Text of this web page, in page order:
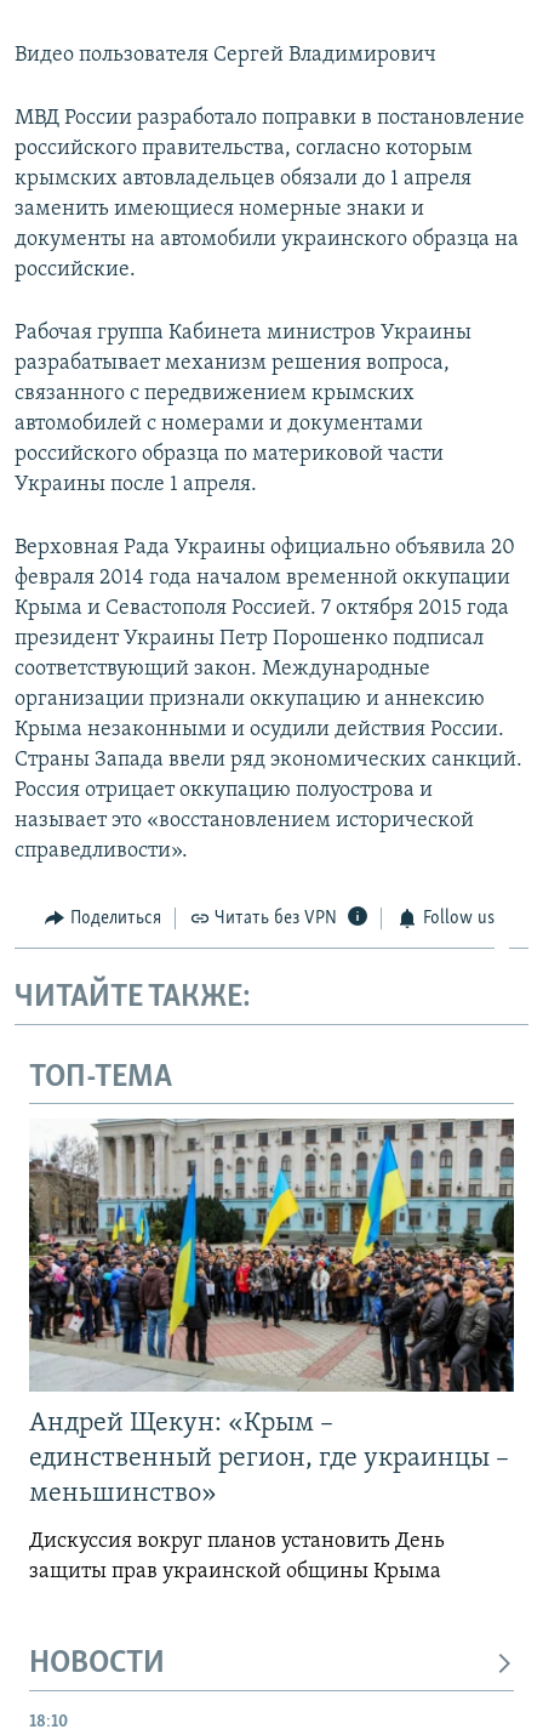
Видео пользователя Сергей Владимирович
МВД России разработало поправки в постановление
российского правительства, согласно которым
крымских автовладельцев обязали до 1 апреля
заменить имеющиеся номерные знаки и
документы на автомобили украинского образца на
российские.
Рабочая группа Кабинета министров Украины
разрабатывает механизм решения вопроса,
связанного с передвижением крымских
автомобилей с номерами и документами
российского образца по материковой части
Украины после 1 апреля.
Верховная Рада Украины официально объявила 20
февраля 2014 года началом временной оккупации
Крыма и Севастополя Россией. 7 октября 2015 года
президент Украины Петр Порошенко подписал
соответствующий закон. Международные
организации признали оккупацию и аннексию
Крыма незаконными и осудили действия России.
Страны Запада ввели ряд экономических санкций.
Россия отрицает оккупацию полуострова и
называет это «восстановлением исторической
справедливости».
Поделиться Читать без VPN Follow us
ЧИТАЙТЕ ТАКЖЕ:
ТОП-ТЕМА
Андрей Щекун: «Крым –
единственный регион, где украинцы –
меньшинство»
Дискуссия вокруг планов установить День
защиты прав украинской общины Крыма
НОВОСТИ
18:10